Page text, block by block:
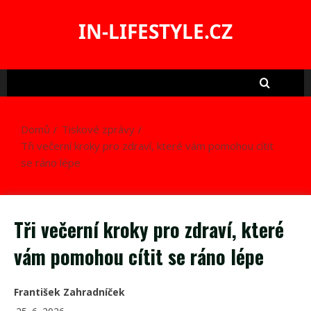
IN-LIFESTYLE.CZ
Domů
Tiskové zprávy
Tři večerní kroky pro zdraví, které vám pomohou cítit
se ráno lépe
Tři večerní kroky pro zdraví, které
vám pomohou cítit se ráno lépe
František Zahradníček